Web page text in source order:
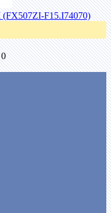
F15.I74070)